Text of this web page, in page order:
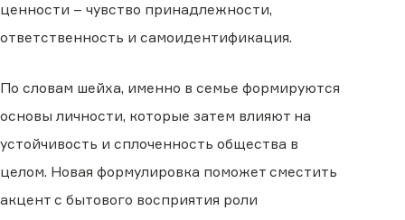
ценности – чувство принадлежности,
ответственность и самоидентификация.
По словам шейха, именно в семье формируются
основы личности, которые затем влияют на
устойчивость и сплоченность общества в
целом. Новая формулировка поможет сместить
акцент с бытового восприятия роли